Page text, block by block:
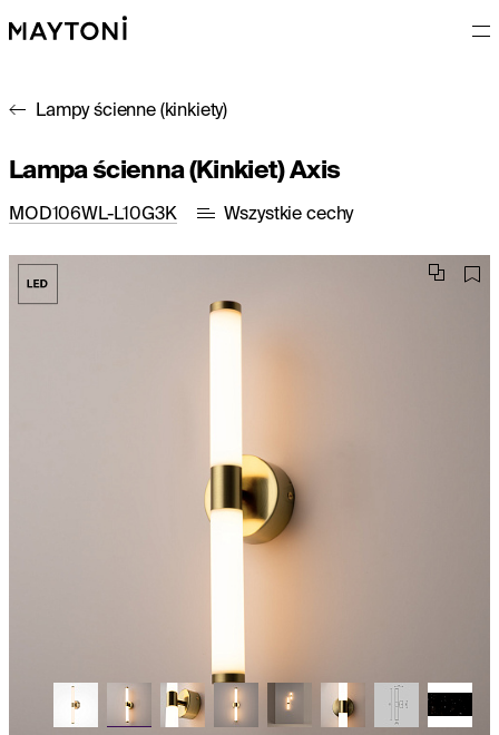
Lampy ścienne (kinkiety)
Lampa ścienna (Kinkiet) Axis
MOD106WL-L10G3K Wszystkie cechy